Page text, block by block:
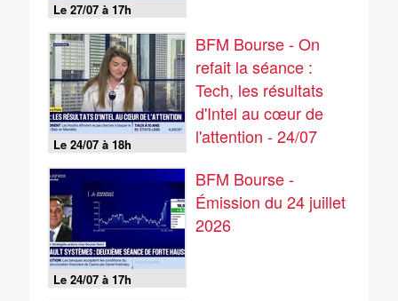
Le 27/07 à 17h
Le 24/07 à 18h
BFM Bourse - On
refait la séance :
Tech, les résultats
d'Intel au cœur de
l'attention - 24/07
Le 24/07 à 17h
BFM Bourse -
Émission du 24 juillet
2026